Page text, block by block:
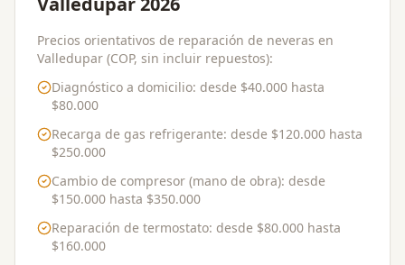
Precios orientativos de reparación de neveras en
Valledupar (COP, sin incluir repuestos):
Diagnóstico a domicilio: desde $40.000 hasta
$80.000
Recarga de gas refrigerante: desde $120.000 hasta
$250.000
Cambio de compresor (mano de obra): desde
$150.000 hasta $350.000
Reparación de termostato: desde $80.000 hasta
$160.000